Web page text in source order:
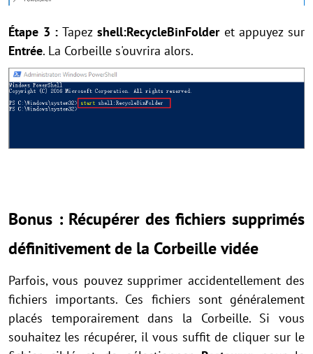
Étape 3 : Tapez shell:RecycleBinFolderet appuyez sur
Entrée. La Corbeille s'ouvrira alors.
Bonus : Récupérer des fichiers supprimés
définitivement de la Corbeille vidée
Parfois, vous pouvez supprimer accidentellement des
fichiers importants. Ces fichiers sont généralement
placés temporairement dans la Corbeille. Si vous
souhaitez les récupérer, il vous suffit de cliquer sur le